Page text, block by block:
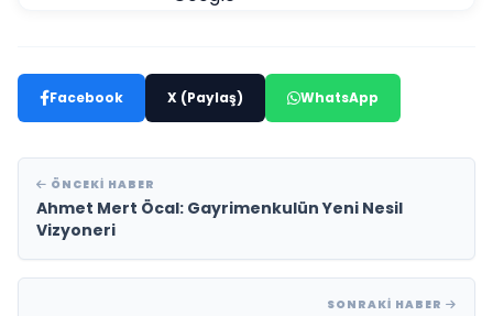
Facebook X (Paylaş) WhatsApp
ÖNCEKI HABER
Ahmet Mert Öcal: Gayrimenkulün Yeni Nesil
Vizyoneri
SONRAKI HABER